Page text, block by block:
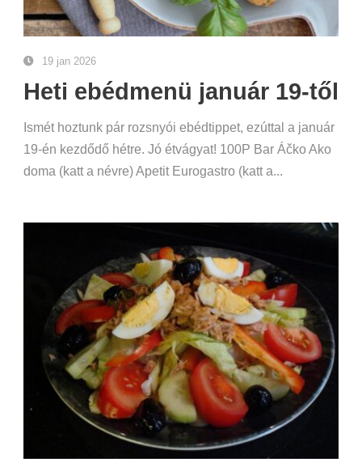
19 jan 2026
Heti ebédmenü január 19-től
Ismét hoztunk pár rozsnyói ebédtippet, ezúttal a január
19-én kezdődő hétre. Jó étvágyat! 100P Bar Áčko Ako
doma (katt a névre) Apetit Eurogastro (katt a...